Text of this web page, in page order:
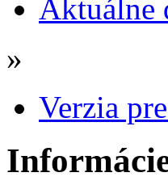
Aktuálne
»
Verzia